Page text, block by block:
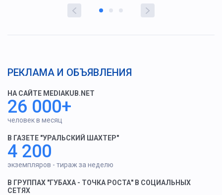
РЕКЛАМА И ОБЪЯВЛЕНИЯ
НА САЙТЕ MEDIAKUB.NET
26 000+
человек в месяц
В ГАЗЕТЕ "УРАЛЬСКИЙ ШАХТЕР"
4 200
экземпляров - тираж за неделю
В ГРУППАХ "ГУБАХА - ТОЧКА РОСТА" В СОЦИАЛЬНЫХ
СЕТЯХ